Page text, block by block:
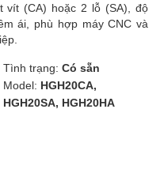
vít (CA) hoặc 2 lỗ (SA), độ
ái, phù hợp máy CNC và
Tình trạng: Có sẵn
Model: HGH20CA,
HGH20SA, HGH20HA